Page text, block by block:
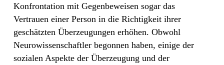
Konfrontation mit Gegenbeweisen sogar das
Vertrauen einer Person in die Richtigkeit ihrer
geschätzten Überzeugungen erhöhen. Obwohl
Neurowissenschaftler begonnen haben, einige der
sozialen Aspekte der Überzeugung und der